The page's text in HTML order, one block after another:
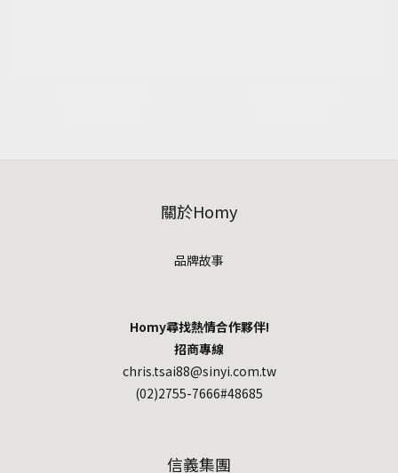
關於Homy
品牌故事
Homy尋找熱情合作夥伴!
招商專線
chris.tsai88@sinyi.com.tw
(02)2755-7666#48685
信義集團